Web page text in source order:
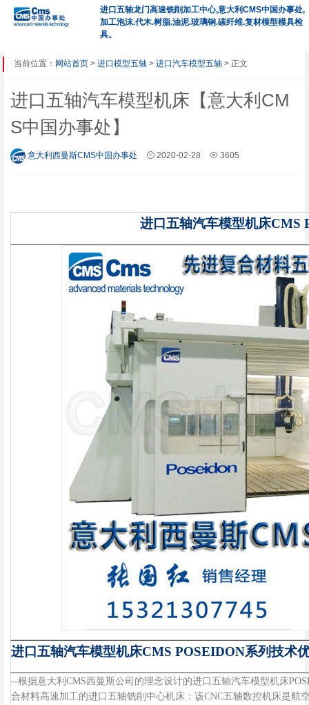
进口五轴龙门高速铣削加工中心,意大利CMS中国办事处,
加工泡沫.代木.树脂.油泥.玻璃钢.碳纤维.复材模型模具检
具。
当前位置： 网站首页 > 进口模型五轴 > 进口汽车模型五轴 > 正文
进口五轴汽车模型机床【意大利CM
S中国办事处】
意大利西曼斯CMS中国办事处 2020-02-28 3605
进口五轴汽车模型机床CMS
进口五轴汽车模型机床CMS POSEIDON系列技术
--根据意大利CMS西曼斯公司 的理念设计的进口五轴汽车模型机床
合材料高速加工的进口五轴铣削中心机床 ：该CNC五轴数控机床是航